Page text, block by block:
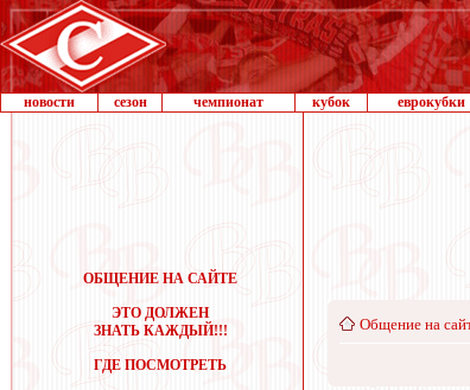
новости сезон чемпионат кубок еврокубки
ОБЩЕНИЕ НА САЙТЕ
ЭТО ДОЛЖЕН
ЗНАТЬ КАЖДЫЙ!!!
ГДЕ ПОСМОТРЕТЬ
Общение на